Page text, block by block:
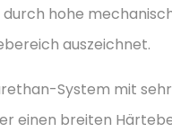
durch hohe
auszeichnet.
System mit
einen breiten